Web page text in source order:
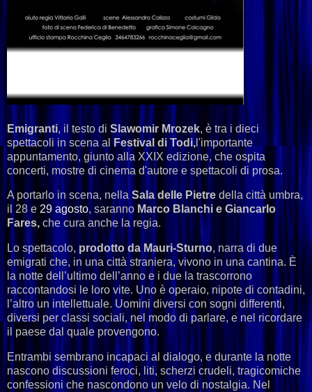
Emigranti, il testo di Slawomir Mrozek, è tra i dieci
spettacoli in scena al
Festival di Todi, l'importante
appuntamento, giunto alla XXIX edizione, che ospita
concerti, mostre di cinema d'autore e spettacoli di prosa.
A portarlo in scena, nella Sala delle Pietre della città umbra,
il 28 e 29 agosto, saranno Marco Blanchi e Giancarlo
Fares, che cura anche la regia.
Lo spettacolo, prodotto da Mauri-Sturno, narra di due
emigrati che, in una città straniera, vivono in una cantina. È
la notte dell’ultimo dell’anno e i due la trascorrono
raccontandosi le loro vite. Uno è operaio, nipote di contadini,
l’altro un intellettuale. Uomini diversi con sogni differenti,
diversi per classi sociali, nel modo di parlare, e nel ricordare
il paese dal quale provengono.
Entrambi sembrano incapaci al dialogo, e durante la notte
nascono discussioni feroci, liti, scherzi crudeli, tragicomiche
confessioni che nascondono un velo di nostalgia. Nel